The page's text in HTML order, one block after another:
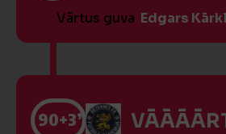
Vārtus guva Edgars
90+3’